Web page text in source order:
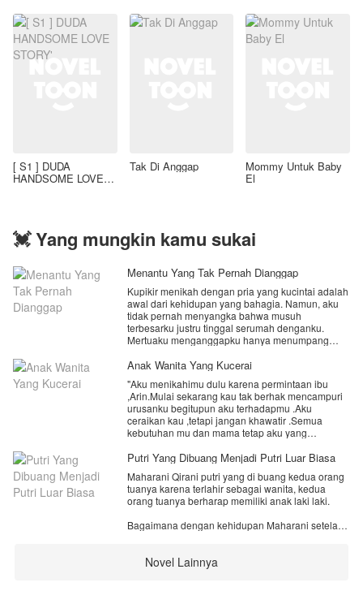
[ S1 ] DUDA
HANDSOME LOVE
Tak Di Anggap Mommy Untuk Baby
El
💓 Yang mungkin kamu sukai
Menantu Yang Tak Pernah Dianggap
Kupikir menikah dengan pria yang kucintai adalah
awal dari kehidupan yang bahagia. Namun, aku
tidak pernah menyangka bahwa musuh
terbesarku justru tinggal serumah denganku.
Mertuaku menganggapku hanya menumpang
pekerjaan rumah, difitnah di depan tetangga,
setiap hari. Sementara suamiku... selalu memilih
mengalah demi ibunya.
"Fitri, mengalah dulu ya. Mama cuma ingin yang
terbaik."
Kalimat itu terus kudengar selama tiga tahun
Hingga suatu hari, aku sadar. Seorang istri tidak
seharusnya berjuang sendirian mempertahankan
rumah tangga.
Saat kesabaranku habis dan perceraian menjadi
satu-satunya jalan, penyesalan justru datang
kepada mereka yang selama ini menghancurkan
hidupku.
datang ketika semuanya sudah terlambat.
Anak Wanita Yang Kucerai
"Aku menikahimu dulu karena permintaan ibu
,Arin.Mulai sekarang kau tak berhak mencampuri
urusanku begitupun aku terhadapmu .Aku
ceraikan kau ,tetapi jangan khawatir .Semua
kebutuhan mu dan mama tetap aku yang
kekurangan sesuatu apapun !"
Putri Yang Dibuang Menjadi Putri Luar Biasa
Maharani Qirani putri yang di buang kedua orang
tuanya karena terlahir sebagai wanita, kedua
orang tuanya berharap memiliki anak laki laki.
Bagaimana dengan kehidupan Maharani setelah
Novel Lainnya